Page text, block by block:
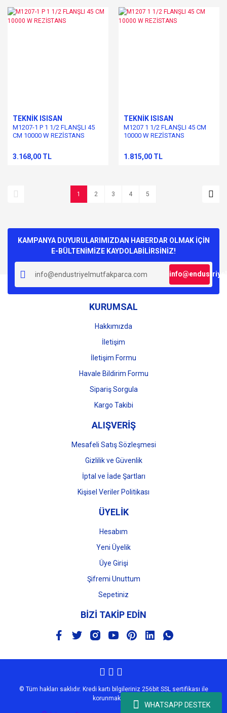
WHATSAPP DESTEK
TEKNİK ISISAN
M1207-1 P 1 1/2 FLANŞLI 45
CM 10000 W REZİSTANS
3.168,00 TL
TEKNİK ISISAN
M1207 1 1/2 FLANŞLI 45 CM
10000 W REZİSTANS
1.815,00 TL
1 2 3 4 5
KAMPANYA DUYURULARIMIZDAN HABERDAR OLMAK İÇİN
E-BÜLTENİMİZE KAYDOLABİLİRSİNİZ!
KURUMSAL
Hakkımızda
İletişim
İletişim Formu
Havale Bildirim Formu
Sipariş Sorgula
Kargo Takibi
ALIŞVERİŞ
Mesafeli Satış Sözleşmesi
Gizlilik ve Güvenlik
İptal ve İade Şartları
Kişisel Veriler Politikası
ÜYELİK
Hesabım
Yeni Üyelik
Üye Girişi
Şifremi Unuttum
Sepetiniz
BİZİ TAKİP EDİN
© Tüm hakları saklıdır. Kredi kartı bilgileriniz 256bit SSL sertifikası ile
korunmaktadır.